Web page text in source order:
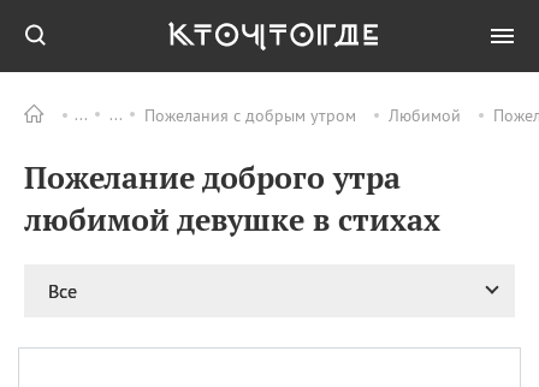
Пожелания с добрым утром Любимой
Пожелание доброго утра
любимой девушке в стихах
Все
ПРАЗДНИКИ Все
09.08 День памяти жертв
атомной
бомбардировки
день